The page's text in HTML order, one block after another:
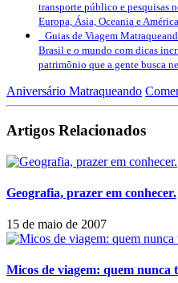
transporte público e pesquisas
Europa, Ásia, Oceania e
Guias de Viagem
Brasil e o mundo com dicas
patrimônio que a gente busca
Aniversário Matraqueando
Artigos Relacionados
Geografia, prazer em conhecer.
15 de maio de 2007
Micos de viagem: quem nunca